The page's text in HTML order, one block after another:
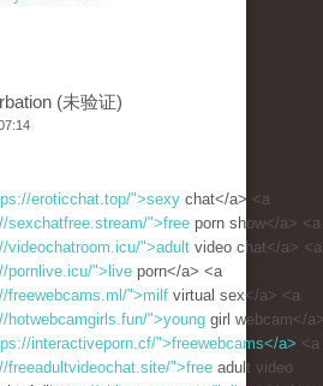
(未验证)
eroticchat.top/">sexy chat</a> <a
sexchatfree.stream/">free porn show</a> <a
videochatroom.icu/">adult video chat</a> <a
pornlive.icu/">live porn</a> <a
freewebcams.ml/">milf virtual sex</a> <a
hotwebcamgirls.fun/">young girl webcam</
interactiveporn.cf/">freewebcams</a> <a
freeadultvideochat.site/">free adult video